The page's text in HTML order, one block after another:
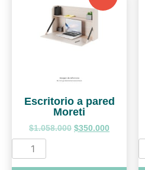
Escritorio a pared
Moreti
$1.058.000 $350.000